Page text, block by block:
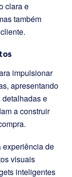
clara e
também
impulsionar
apresentando
e
a construir
experiência de
visuais
inteligentes